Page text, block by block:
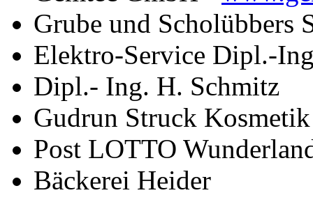
Grube und Scholübbers
Elektro-Service Dipl.-
Dipl.- Ing. H. Schmitz
Gudrun Struck
Post LOTTO
Bäckerei Heider